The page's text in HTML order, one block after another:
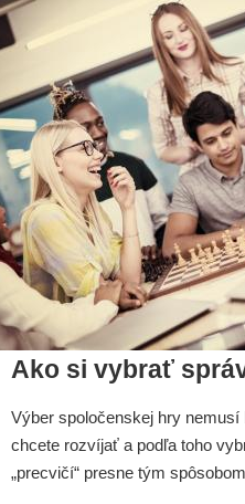
Ako si vybrať
Výber spoločenskej hry
chcete rozvíjať a podľa toho
„precvičí“ presne tým